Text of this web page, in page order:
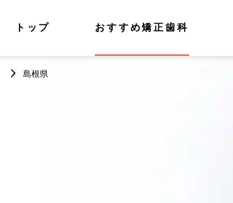
トップ おすすめ矯正歯科
島根県